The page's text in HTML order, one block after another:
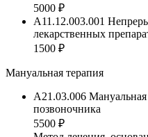
5000 ₽
A11.12.003.001
лекарственных
1500 ₽
Мануальная терапия
A21.03.006
позвоночника
5500 ₽